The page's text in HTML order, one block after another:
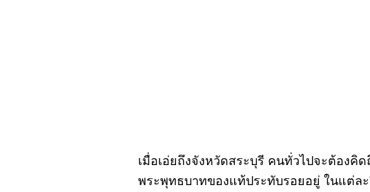
เมื่อเอ่ยถึงจังหวัดสระบุรี คนทั่วไปจะต้องคิ
พระพุทธบาทของแท้ประทับรอยอยู่ ในแต่ล